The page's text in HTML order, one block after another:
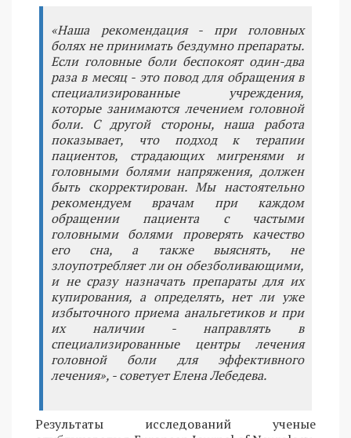
«Наша рекомендация - при головных
болях не принимать бездумно препараты.
Если головные боли беспокоят один-два
раза в месяц - это повод для обращения в
специализированные учреждения,
которые занимаются лечением головной
боли. С другой стороны, наша работа
показывает, что подход к терапии
пациентов, страдающих мигренями и
головными болями напряжения, должен
быть скорректирован. Мы настоятельно
рекомендуем врачам при каждом
обращении пациента с частыми
головными болями проверять качество
его сна, а также выяснять, не
злоупотребляет ли он обезболивающими,
и не сразу назначать препараты для их
купирования, а определять, нет ли уже
избыточного приема анальгетиков и при
их наличии - направлять в
специализированные центры лечения
головной боли для эффективного
лечения», - советует Елена Лебедева.
Результаты исследований ученые